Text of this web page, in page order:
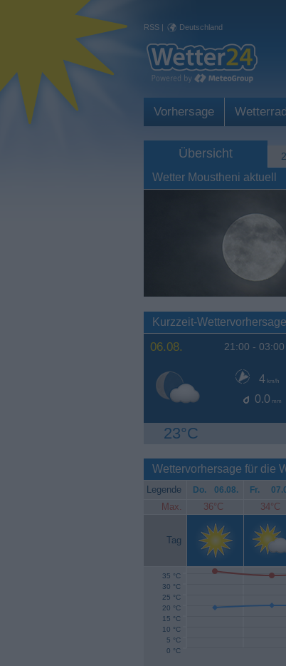
RSS | Deutschland
Vorhersage
Übersicht
Wetter Moustheni aktuell
Kurzzeit-
06.08. 21:00 - 03:00
4 km/h
0.0 mm
23°C
Wettervorhersage für die
Legende Do. 06.08. Fr.
Max. 36°C 34°C
Tag
0 °C
5 °C
10 °C
15 °C
20 °C
25 °C
30 °C
35 °C